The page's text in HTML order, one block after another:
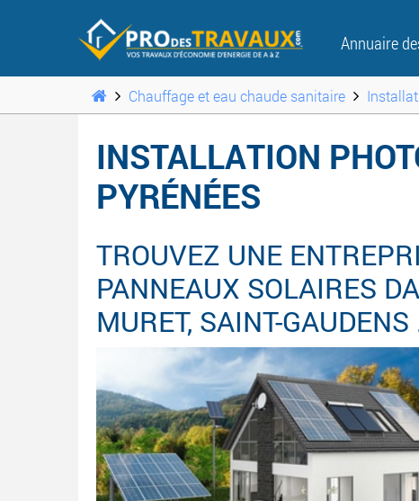
Annuaire
Chauffage et eau chaude sanitaire
INSTALLATION
PYRÉNÉES
TROUVEZ UNE
PANNEAUX SOLAIRES
MURET, SAINT-